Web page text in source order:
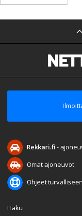
Rekkari.fi-
Omat ajoneuvot
Ohjeet
Haku